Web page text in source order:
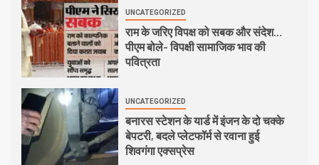
UNCATEGORIZED
राम के जरिए विपक्ष को सबक और संदेश…
पीएम बोले- विपक्षी सामाजिक भाव की
पवित्रता
UNCATEGORIZED
बनारस स्टेशन के यार्ड में इंजन के दो चक्के
बेपटरी, बदले प्लेटफॉर्म से रवाना हुई
शिवगंगा एक्सप्रेस